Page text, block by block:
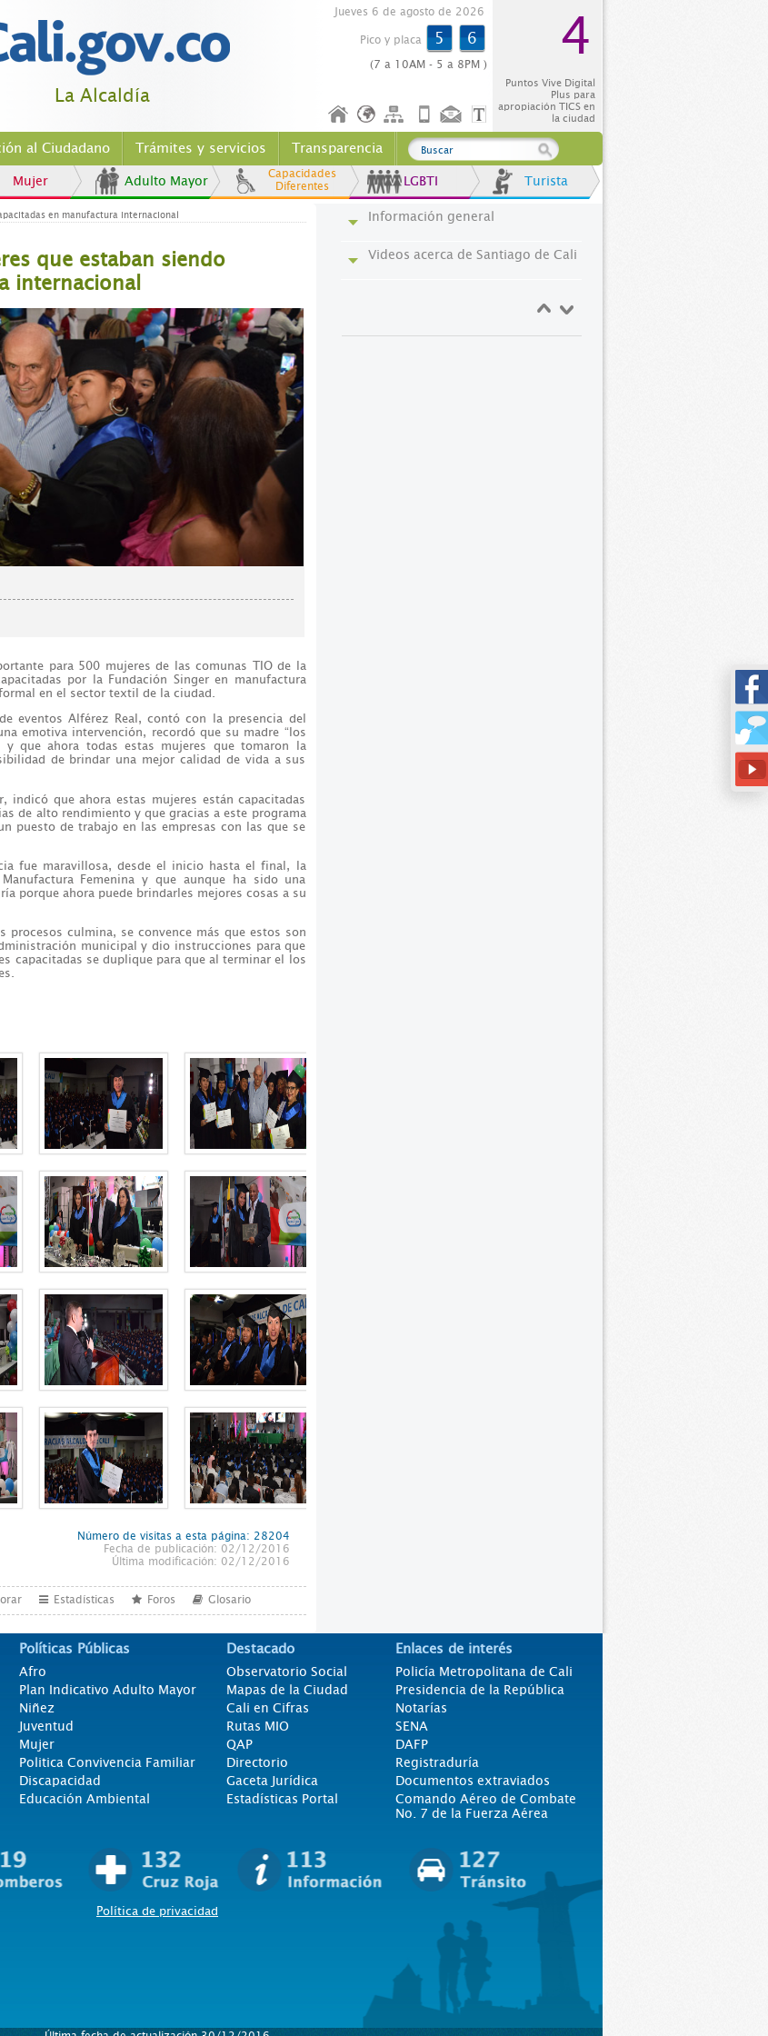
La Alcaldía
Jueves 6 de agosto de 2026
Pico y placa 5 6
(7 a 10AM - 5 a 8PM ) 4
Puntos Vive Digital
Plus para
apropiación TICS en
la ciudad
al Ciudadano Trámites y servicios Transparencia
Mujer Adulto Mayor
Capacidades
Diferentes
LGBTI Turista
en manufactura internacional
que estaban siendo
internacional
para 500 mujeres de las comunas TIO de la
por la Fundación Singer en manufactura
en el sector textil de la ciudad.
eventos Alférez Real, contó con la presencia del
emotiva intervención, recordó que su madre “los
que ahora todas estas mujeres que tomaron la
de brindar una mejor calidad de vida a sus
indicó que ahora estas mujeres están capacitadas
de alto rendimiento y que gracias a este programa
puesto de trabajo en las empresas con las que se
fue maravillosa, desde el inicio hasta el final, la
Femenina y que aunque ha sido una
porque ahora puede brindarles mejores cosas a su
procesos culmina, se convence más que estos son
municipal y dio instrucciones para que
capacitadas se duplique para que al terminar el los
Número de visitas a esta página: 28204
Fecha de publicación: 02/12/2016
Última modificación: 02/12/2016
Estadísticas Foros Glosario
Información general
Videos acerca de Santiago de Cali
Políticas Públicas
Afro
Plan Indicativo Adulto Mayor
Niñez
Juventud
Mujer
Politica Convivencia Familiar
Discapacidad
Educación Ambiental
Destacado
Observatorio Social
Mapas de la Ciudad
Cali en Cifras
Rutas MIO
QAP
Directorio
Gaceta Jurídica
Estadísticas Portal
Enlaces de interés
Policía Metropolitana de Cali
Presidencia de la República
Notarías
SENA
DAFP
Registraduría
Documentos extraviados
Comando Aéreo de Combate
No. 7 de la Fuerza Aérea
Política de privacidad